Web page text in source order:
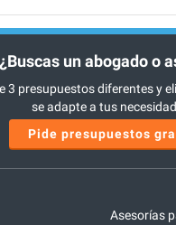
¿Buscas un abogado o
3 presupuestos diferentes y
se adapte a tus
Pide presupuestos
Asesorías